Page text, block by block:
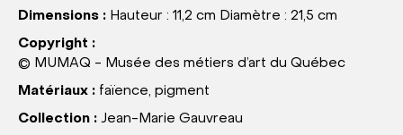
Dimensions : Hauteur : 11,2 cm Diamètre : 21,5 cm
Copyright :
© MUMAQ - Musée des métiers d’art du Québec
Matériaux : faïence, pigment
Collection : Jean-Marie Gauvreau